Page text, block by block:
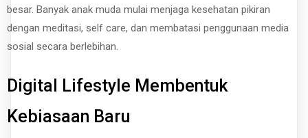
besar. Banyak anak muda mulai menjaga kesehatan pikiran
dengan meditasi, self care, dan membatasi penggunaan media
sosial secara berlebihan.
Digital Lifestyle Membentuk
Kebiasaan Baru